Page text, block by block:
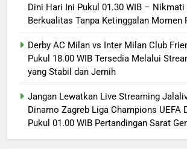
Dini Hari Ini Pukul 01.30 WIB –
Berkualitas Tanpa Ketinggalan Momen
Derby AC Milan vs Inter Milan Club
Pukul 18.00 WIB Tersedia Melalui
yang Stabil dan Jernih
Jangan Lewatkan Live Streaming
Dinamo Zagreb Liga Champions UEFA
Pukul 01.00 WIB Pertandingan Sarat